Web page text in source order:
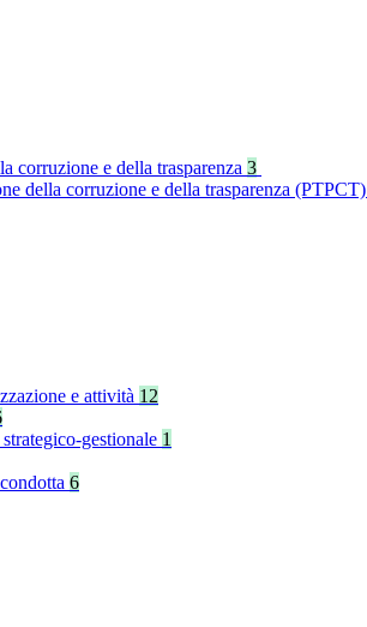
corruzione e della trasparenza 3
della corruzione e della trasparenza (PTPCT)
e attività 12
gestionale 1
6